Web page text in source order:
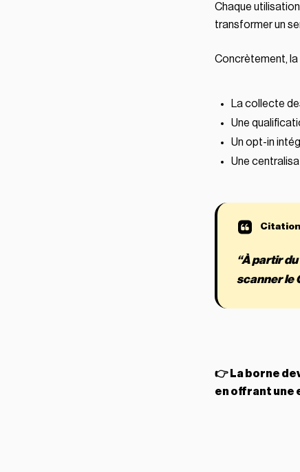
Chaque
transformer un
Concrètement, la
La collecte
Une
Un opt-in
Une
“À partir
scanner le
👉 La borne
en offrant une